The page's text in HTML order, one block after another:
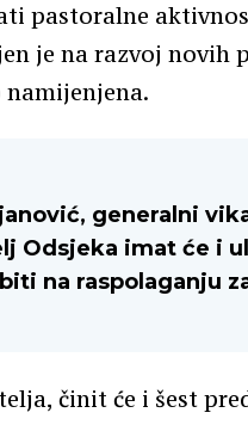
pastoralne
je na razvoj
generalni
Odsjeka imat će i
na raspolaganju
činit će i šest